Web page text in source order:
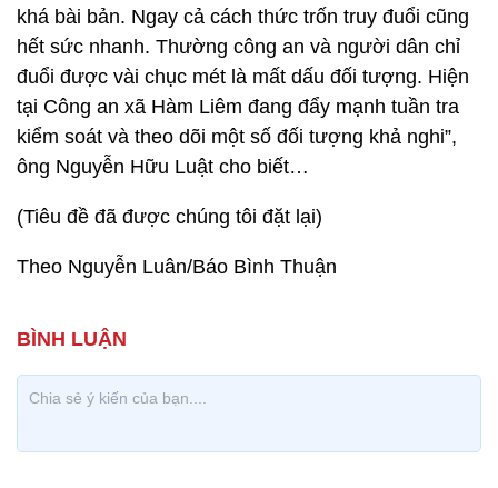
khá bài bản. Ngay cả cách thức trốn truy đuổi cũng
hết sức nhanh. Thường công an và người dân chỉ
đuổi được vài chục mét là mất dấu đối tượng. Hiện
tại Công an xã Hàm Liêm đang đẩy mạnh tuần tra
kiểm soát và theo dõi một số đối tượng khả nghi”,
ông Nguyễn Hữu Luật cho biết…
(Tiêu đề đã được chúng tôi đặt lại)
Theo Nguyễn Luân/Báo Bình Thuận